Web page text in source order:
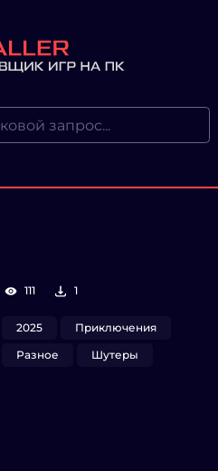
111 1
2025
Приключения
Разное
Шутеры